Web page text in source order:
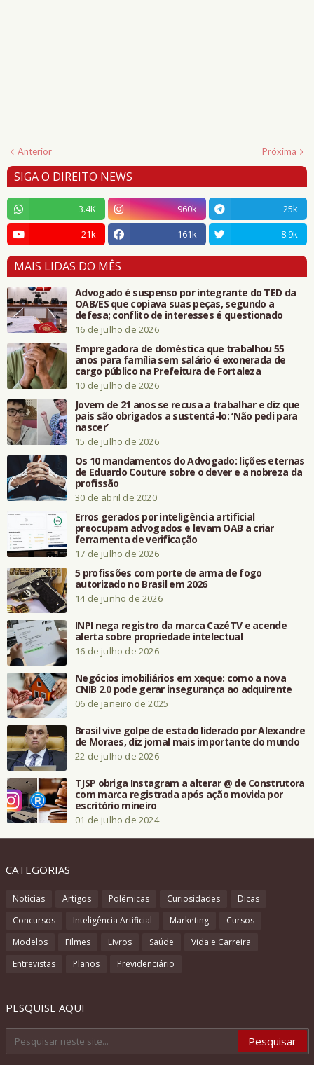
Anterior Próxima
SIGA O DIREITO NEWS
3.4K 960k
25k
21k
161k 8.9k
MAIS LIDAS DO MÊS
Advogado é suspenso por integrante do TED da
OAB/ES que copiava suas peças, segundo a
defesa; conflito de interesses é questionado
16 de julho de 2026
Empregadora de doméstica que trabalhou 55
anos para família sem salário é exonerada de
cargo público na Prefeitura de Fortaleza
10 de julho de 2026
Jovem de 21 anos se recusa a trabalhar e diz que
pais são obrigados a sustentá-lo: ‘Não pedi para
nascer’
15 de julho de 2026
Os 10 mandamentos do Advogado: lições eternas
de Eduardo Couture sobre o dever e a nobreza da
profissão
30 de abril de 2020
Erros gerados por inteligência artificial
preocupam advogados e levam OAB a criar
ferramenta de verificação
17 de julho de 2026
5 profissões com porte de arma de fogo
autorizado no Brasil em 2026
14 de junho de 2026
INPI nega registro da marca CazéTV e acende
alerta sobre propriedade intelectual
16 de julho de 2026
Negócios imobiliários em xeque: como a nova
CNIB 2.0 pode gerar insegurança ao adquirente
06 de janeiro de 2025
Brasil vive golpe de estado liderado por Alexandre
de Moraes, diz jornal mais importante do mundo
22 de julho de 2026
TJSP obriga Instagram a alterar @ de Construtora
com marca registrada após ação movida por
escritório mineiro
01 de julho de 2024
CATEGORIAS
Notícias Artigos Polêmicas Curiosidades
Dicas
Concursos
Inteligência Artificial Marketing
Cursos
Modelos
Filmes Livros Saúde
Vida e Carreira
Entrevistas
Planos Previdenciário
PESQUISE AQUI